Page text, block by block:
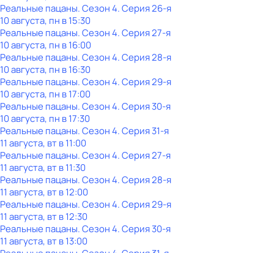
Реальные пацаны. Сезон 4. Серия 26-я
10 августа, пн в 15:30
Реальные пацаны. Сезон 4. Серия 27-я
10 августа, пн в 16:00
Реальные пацаны. Сезон 4. Серия 28-я
10 августа, пн в 16:30
Реальные пацаны. Сезон 4. Серия 29-я
10 августа, пн в 17:00
Реальные пацаны. Сезон 4. Серия 30-я
10 августа, пн в 17:30
Реальные пацаны. Сезон 4. Серия 31-я
11 августа, вт в 11:00
Реальные пацаны. Сезон 4. Серия 27-я
11 августа, вт в 11:30
Реальные пацаны. Сезон 4. Серия 28-я
11 августа, вт в 12:00
Реальные пацаны. Сезон 4. Серия 29-я
11 августа, вт в 12:30
Реальные пацаны. Сезон 4. Серия 30-я
11 августа, вт в 13:00